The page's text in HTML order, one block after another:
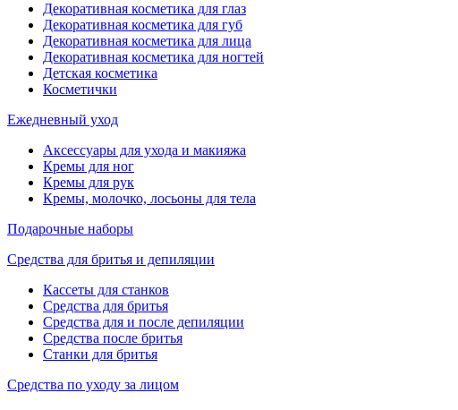
Декоративная косметика для глаз
Декоративная косметика для губ
Декоративная косметика для лица
Декоративная косметика для ногтей
Детская косметика
Косметички
Ежедневный уход
Аксессуары для ухода и макияжа
Кремы для ног
Кремы для рук
Кремы, молочко, лосьоны для тела
Подарочные наборы
Средства для бритья и депиляции
Кассеты для станков
Средства для бритья
Средства для и после депиляции
Средства после бритья
Станки для бритья
Средства по уходу за лицом